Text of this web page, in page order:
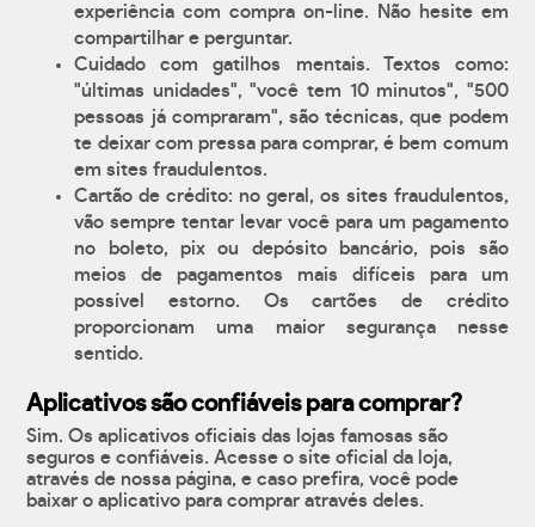
experiência com compra on-line. Não hesite em
compartilhar e perguntar.
Cuidado com gatilhos mentais. Textos como:
"últimas unidades", "você tem 10 minutos", "500
pessoas já compraram", são técnicas, que podem
te deixar com pressa para comprar, é bem comum
em sites fraudulentos.
Cartão de crédito: no geral, os sites fraudulentos,
vão sempre tentar levar você para um pagamento
no boleto, pix ou depósito bancário, pois são
meios de pagamentos mais difíceis para um
possível estorno. Os cartões de crédito
proporcionam uma maior segurança nesse
sentido.
Aplicativos são confiáveis para comprar?
Sim. Os aplicativos oficiais das lojas famosas são
seguros e confiáveis. Acesse o site oficial da loja,
através de nossa página, e caso prefira, você pode
baixar o aplicativo para comprar através deles.